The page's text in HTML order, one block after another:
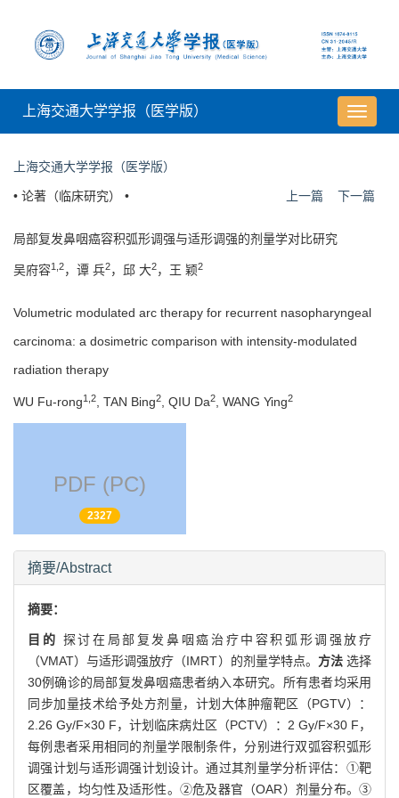
导
航
上海交通大学学报（医学版）
上海交通大学学报（医学版）
• 论著（临床研究） • 上一篇 下一篇
局部复发鼻咽癌容积弧形调强与适形调强的剂量学对比研究
吴府容1,2，谭 兵2，邱 大2，王 颖2
Volumetric modulated arc therapy for recurrent nasopharyngeal
carcinoma: a dosimetric comparison with intensity-modulated
radiation therapy
WU Fu-rong1,2 , TAN Bing2 , QIU Da2 , WANG Ying2
PDF (PC)
摘要/Abstract
摘要：
目的探讨在局部复发鼻咽癌治疗中容积弧形调强放疗
（VMAT）与适形调强放疗（IMRT）的剂量学特点。方法选择
30例确诊的局部复发鼻咽癌患者纳入本研究。所有患者均采用
同步加量技术给予处方剂量，计划大体肿瘤靶区（PGTV）：
2.26 Gy/F×30 F，计划临床病灶区（PCTV）：2 Gy/F×30 F，
每例患者采用相同的剂量学限制条件，分别进行双弧容积弧形
调强计划与适形调强计划设计。通过其剂量学分析评估：①靶